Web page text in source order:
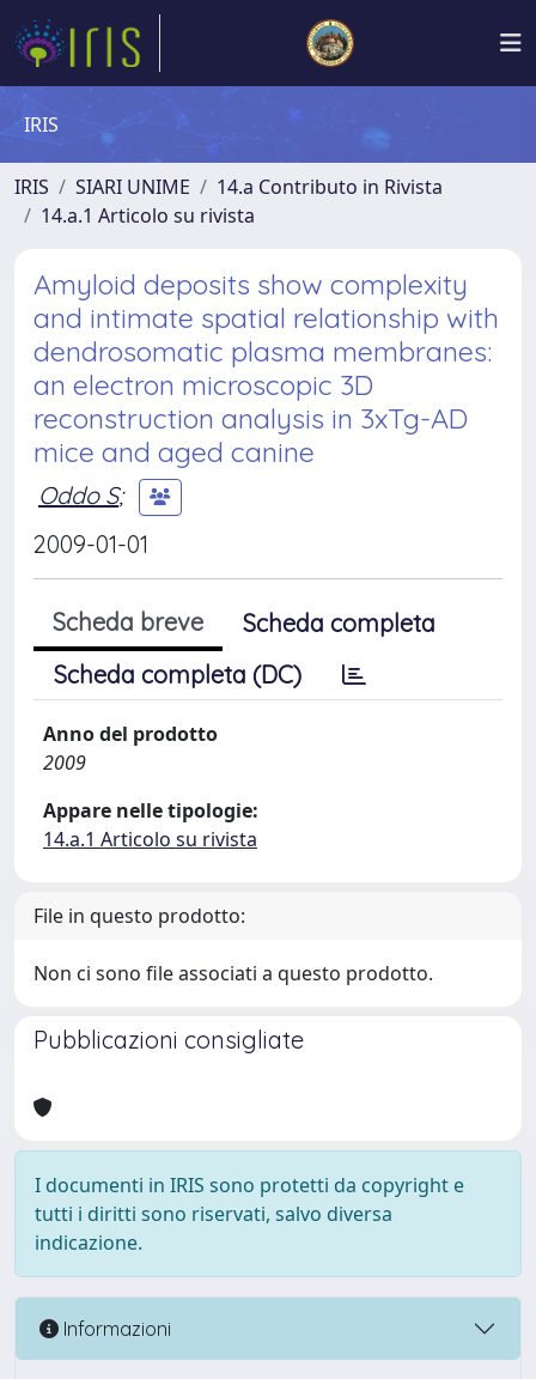
IRIS
IRIS SIARI UNIME
14.a Contributo in Rivista
14.a.1 Articolo su rivista
Amyloid deposits show complexity
and intimate spatial relationship with
dendrosomatic plasma membranes:
an electron microscopic 3D
reconstruction analysis in 3xTg-AD
mice and aged canine
Oddo S;
2009-01-01
Scheda breve
Scheda completa
Scheda completa (DC)
Anno del prodotto
2009
Appare nelle tipologie:
14.a.1 Articolo su rivista
File in questo prodotto:
Non ci sono file associati a questo prodotto.
Pubblicazioni consigliate
I documenti in IRIS sono protetti da copyright e
tutti i diritti sono riservati, salvo diversa
indicazione.
Informazioni